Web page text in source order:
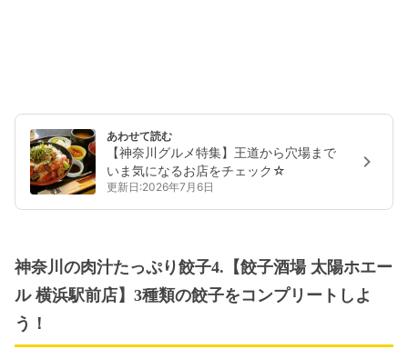
あわせて読む
【神奈川グルメ特集】王道から穴場まで
いま気になるお店をチェック☆
更新日:2026年7月6日
神奈川の肉汁たっぷり餃子4.【餃子酒場 太陽ホエー
ル 横浜駅前店】3種類の餃子をコンプリートしよ
う！